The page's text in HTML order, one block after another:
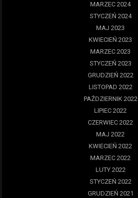
MARZEC 2024
STYCZEŃ 2024
MAJ 2023
KWIECIEŃ 2023
MARZEC 2023
STYCZEŃ 2023
GRUDZIEŃ 2022
LISTOPAD 2022
PAŹDZIERNIK 2022
LIPIEC 2022
CZERWIEC 2022
MAJ 2022
KWIECIEŃ 2022
MARZEC 2022
LUTY 2022
STYCZEŃ 2022
GRUDZIEŃ 2021